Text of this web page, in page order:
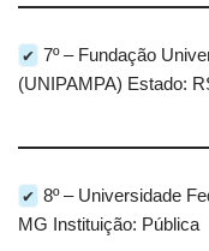
✔ 7º – Fundação
(UNIPAMPA) Estado:
✔ 8º – Universidade
MG Instituição: Pública